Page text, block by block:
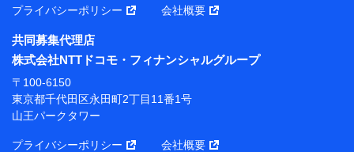
ソナルデータ憲章」に定める行動原則を順守します 。
※ パーソナルデータダッシュボードの「第三者提供の
管理」の設定状態にかかわらず、共同利用する場合があ
ります。
※ dポイントクラブ会員ではないお客さま（2019年12
月11日以降、一度もdポイントクラブ会員であったこと
がないお客さまに限る）に関する、2019年12月10日以
前に取得した個人データは、こちら の利用目的の範囲内
プライバシーポリシー 会社概要
共同募集代理店
株式会社NTTドコモ・フィナンシャルグループ
〒100-6150
東京都千代田区永田町2丁目11番1号
山王パークタワー
プライバシーポリシー 会社概要